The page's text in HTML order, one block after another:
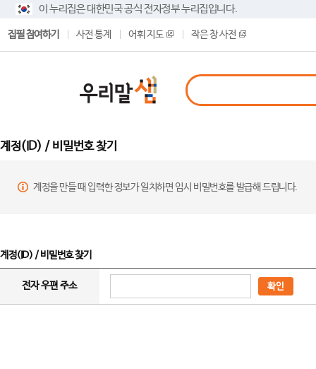
이 누리집은 대한민국 공식 전자정부 누리집입니다.
집필 참여하기 사전 통계 어휘 지도 작은 창 사전
계정(ID) / 비밀번호 찾기
계정을 만들 때 입력한 정보가 일치하면 임시 비밀번호를 발급해 드립니다.
계정(ID) / 비밀번호 찾기
전자 우편 주소 확인